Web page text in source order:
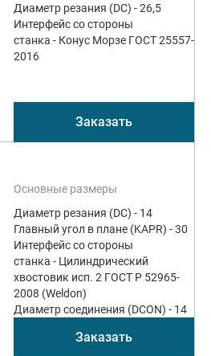
Диаметр резания (DC) - 26,5
Интерфейс со стороны
станка - Конус Морзе ГОСТ 25557-
2016
Заказать
Основные размеры
Диаметр резания (DC) - 14
Главный угол в плане (KAPR) - 30
Интерфейс со стороны
станка - Цилиндрический
хвостовик исп. 2 ГОСТ Р 52965-
2008 (Weldon)
Диаметр соединения (DCON) - 14
Заказать